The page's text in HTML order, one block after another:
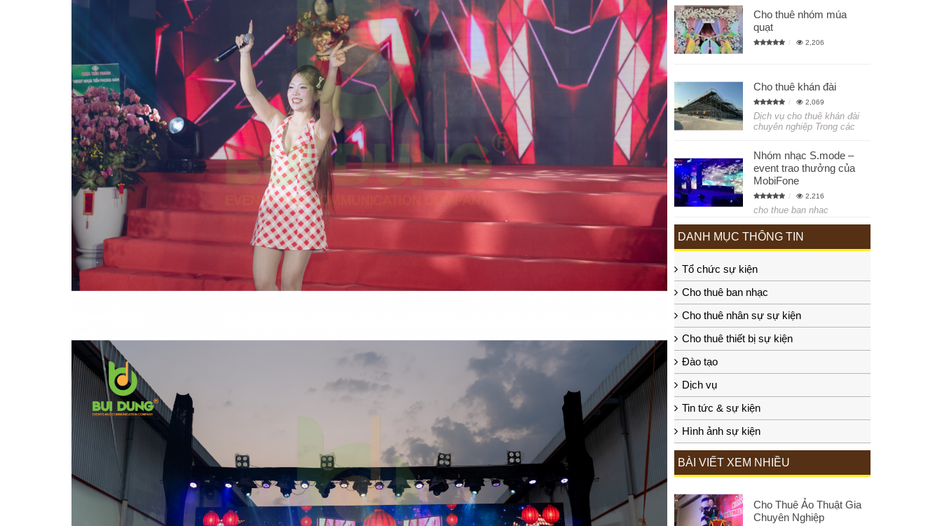
Cho thuê nhóm múa
quạt
2,206
Cho thuê khán đài
2,069
Dịch vụ cho thuê khán đài
chuyên nghiệp Trong các
Nhóm nhạc S.mode –
event trao thưởng của
MobiFone
2,216
cho thue ban nhac
DANH MỤC THÔNG TIN
Tổ chức sự kiện
Cho thuê ban nhạc
Cho thuê nhân sự sự kiện
Cho thuê thiết bị sự kiện
Đào tạo
Dịch vụ
Tin tức & sự kiện
Hình ảnh sự kiện
BÀI VIẾT XEM NHIỀU
Cho Thuê Ảo Thuật Gia
Chuyên Nghiệp